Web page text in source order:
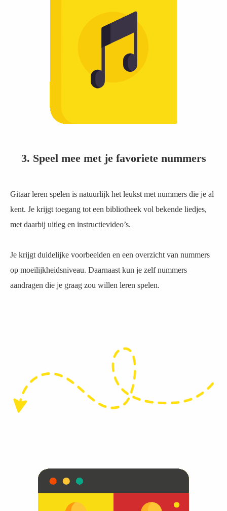
3. Speel mee met je favoriete nummers
Gitaar leren spelen is natuurlijk het leukst met nummers die je al
kent. Je krijgt toegang tot een bibliotheek vol bekende liedjes,
met daarbij uitleg en instructievideo’s.
Je krijgt duidelijke voorbeelden en een overzicht van nummers
op moeilijkheidsniveau. Daarnaast kun je zelf nummers
aandragen die je graag zou willen leren spelen.